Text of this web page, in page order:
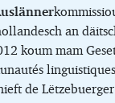
an
koum mam
de